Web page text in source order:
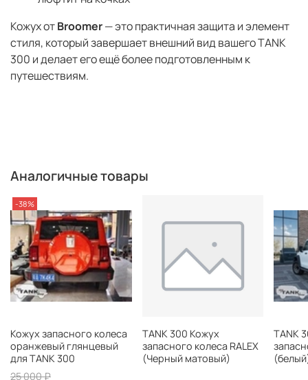
Кожух отBroomer— это практичная защита и элемент
стиля, который завершает внешний вид вашего TANK
300 и делает его ещё более подготовленным к
путешествиям.
Аналогичные товары
-38%
Кожух запасного колеса
оранжевый глянцевый
для TANK 300
25 000 ₽
TANK 300 Кожух
запасного колеса RALEX
(Черный матовый)
TANK